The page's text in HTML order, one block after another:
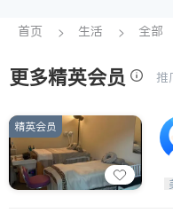
银行贷款
建筑装修
Scarborough
North York
Brampton
Kitchener
Etobicoke
首页 生活 全部
更多精英会员 推
精英会员